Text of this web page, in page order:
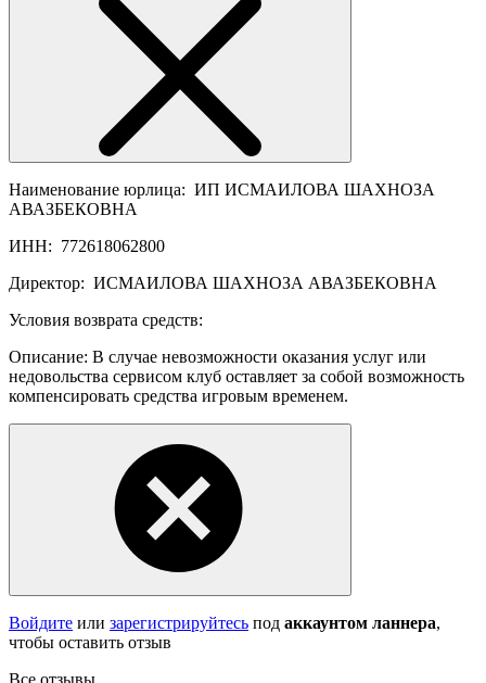
Наименование юрлица: ИП ИСМАИЛОВА ШАХНОЗА
АВАЗБЕКОВНА
ИНН: 772618062800
Директор: ИСМАИЛОВА ШАХНОЗА АВАЗБЕКОВНА
Условия возврата средств:
Описание: В случае невозможности оказания услуг или
недовольства сервисом клуб оставляет за собой возможность
компенсировать средства игровым временем.
Войдите или зарегистрируйтесь под аккаунтом ланнера,
чтобы оставить отзыв
Все отзывы